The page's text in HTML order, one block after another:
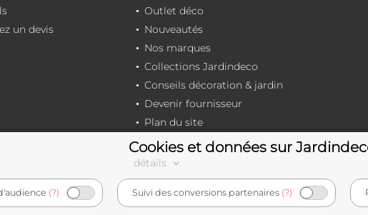
un devis
Outlet déco
Nouveautés
Nos marques
Collections Jardindeco
Conseils décoration & jardin
Devenir fournisseur
Plan du site
e-commerçant français
Cookies et données sur
détails
(?) Suivi des conversions partenaires (?)